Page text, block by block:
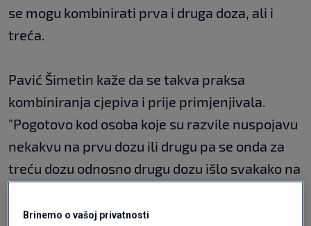
se mogu kombinirati prva i druga doza, ali i
treća.
Pavić Šimetin kaže da se takva praksa
kombiniranja cjepiva i prije primjenjivala.
"Pogotovo kod osoba koje su razvile nuspojavu
nekakvu na prvu dozu ili drugu pa se onda za
treću dozu odnosno drugu dozu išlo svakako na
radilo o glasničkom mRNA cjepivu isto tako ili
Brinemo o vašoj privatnosti